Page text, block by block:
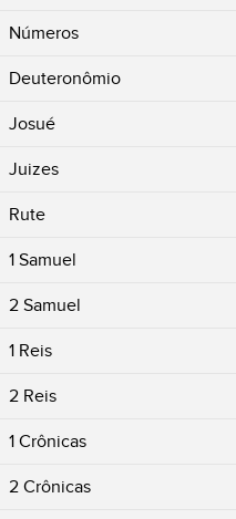
Números
Deuteronômio
Josué
Juizes
Rute
1 Samuel
2 Samuel
1 Reis
2 Reis
1 Crônicas
2 Crônicas